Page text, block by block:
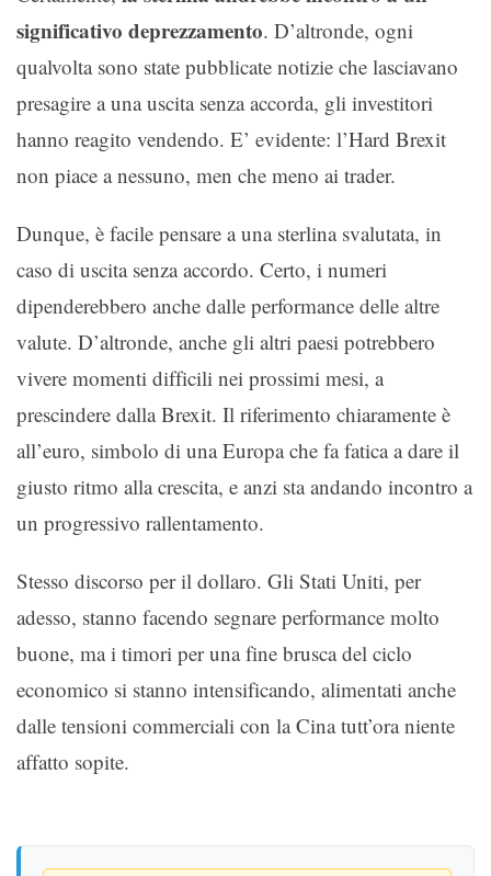
significativo deprezzamento. D’altronde, ogni
qualvolta sono state pubblicate notizie che lasciavano
presagire a una uscita senza accorda, gli investitori
hanno reagito vendendo. E’ evidente: l’Hard Brexit
non piace a nessuno, men che meno ai trader.
Dunque, è facile pensare a una sterlina svalutata, in
caso di uscita senza accordo. Certo, i numeri
dipenderebbero anche dalle performance delle altre
valute. D’altronde, anche gli altri paesi potrebbero
vivere momenti difficili nei prossimi mesi, a
prescindere dalla Brexit. Il riferimento chiaramente è
all’euro, simbolo di una Europa che fa fatica a dare il
giusto ritmo alla crescita, e anzi sta andando incontro a
un progressivo rallentamento.
Stesso discorso per il dollaro. Gli Stati Uniti, per
adesso, stanno facendo segnare performance molto
buone, ma i timori per una fine brusca del ciclo
economico si stanno intensificando, alimentati anche
dalle tensioni commerciali con la Cina tutt’ora niente
affatto sopite.